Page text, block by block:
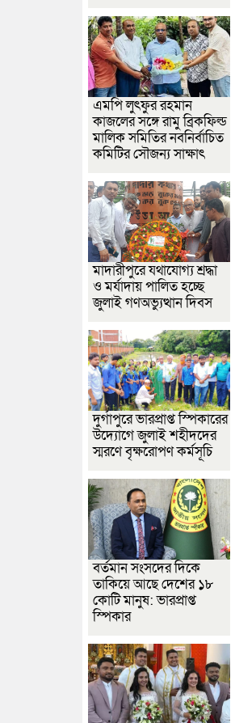
এমপি লুৎফুর রহমান
কাজলের সঙ্গে রামু ব্রিকফিল্ড
মালিক সমিতির নবনির্বাচিত
কমিটির সৌজন্য সাক্ষাৎ
মাদারীপুরে যথাযোগ্য শ্রদ্ধা
ও মর্যাদায় পালিত হচ্ছে
জুলাই গণঅভ্যুত্থান দিবস
দুর্গাপুরে ভারপ্রাপ্ত স্পিকারের
উদ্যোগে জুলাই শহীদদের
স্মরণে বৃক্ষরোপণ কর্মসূচি
বর্তমান সংসদের দিকে
তাকিয়ে আছে দেশের ১৮
কোটি মানুষ: ভারপ্রাপ্ত
স্পিকার